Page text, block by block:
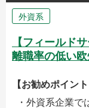
外資系
【フィールド
離職率の低い
【お勧めポイント
・外資系企業で